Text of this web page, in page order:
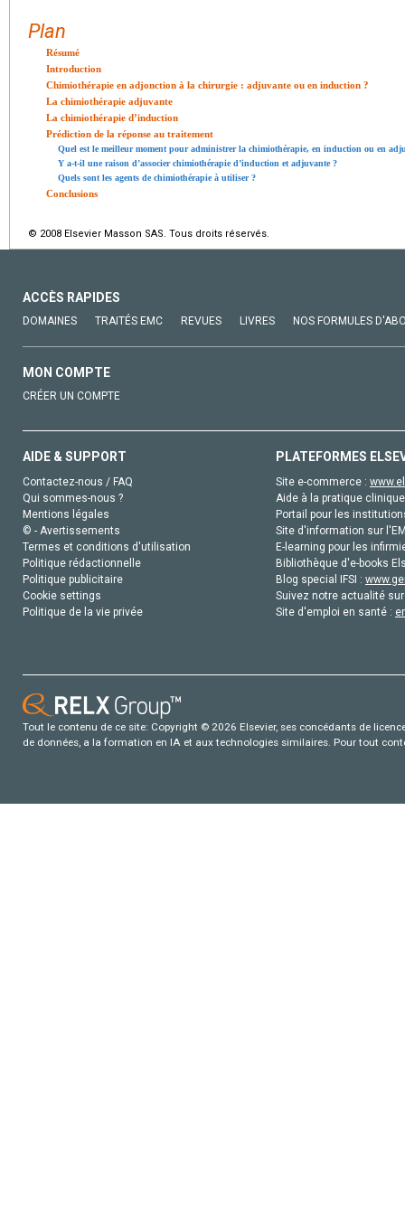
Plan
Résumé
Introduction
Chimiothérapie en adjonction à la chirurgie : adjuvante ou en induction ?
La chimiothérapie adjuvante
La chimiothérapie d’induction
Prédiction de la réponse au traitement
Quel est le meilleur moment pour administrer la chimiothérapie, en induction ou en
Y a-t-il une raison d’associer chimiothérapie d’induction et adjuvante ?
Quels sont les agents de chimiothérapie à utiliser ?
Conclusions
© 2008 Elsevier Masson SAS. Tous droits réservés.
ACCÈS RAPIDES
DOMAINES TRAITÉS EMC REVUES LIVRES NOS FORMULES
MON COMPTE
CRÉER UN COMPTE
AIDE & SUPPORT
Contactez-nous / FAQ
Qui sommes-nous ?
Mentions légales
© - Avertissements
Termes et conditions d'utilisation
Politique rédactionnelle
Politique publicitaire
Cookie settings
Politique de la vie privée
PLATEFORMES
Site e-commerce :
Aide à la pratique
Portail pour les
Site d'information sur
E-learning pour les
Bibliothèque d'e-books
Blog special IFSI :
Suivez notre actualité
Site d'emploi en santé :
Tout le contenu de ce site: Copyright © 2026 Elsevier, ses concédants de
de données, a la formation en IA et aux technologies similaires. Pour tout